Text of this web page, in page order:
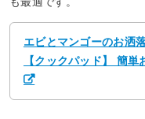
エビとマンゴーのお洒
【クックパッド】 簡